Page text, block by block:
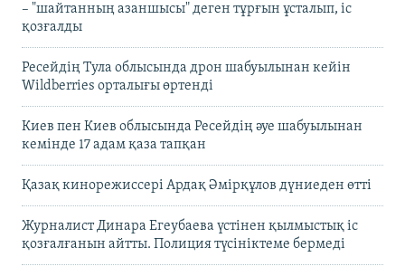
– "шайтанның азаншысы" деген тұрғын ұсталып, іс
қозғалды
Ресейдің Тула облысында дрон шабуылынан кейін
Wildberries орталығы өртенді
Киев пен Киев облысында Ресейдің әуе шабуылынан
кемінде 17 адам қаза тапқан
Қазақ кинорежиссері Ардақ Әмірқұлов дүниеден өтті
Журналист Динара Егеубаева үстінен қылмыстық іс
қозғалғанын айтты. Полиция түсініктеме бермеді